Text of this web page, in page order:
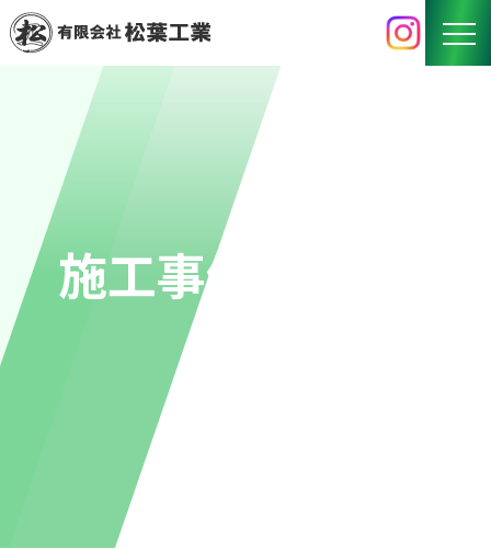
BUSINESS
WORKS
RECRUIT
COMPANY
施工事例